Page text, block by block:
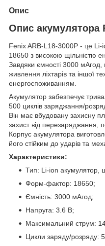
Опис
Опис акумулятора
Fenix ARB-L18-3000P - це
18650 з високою щільністю
Завдяки ємності 3000 мАгод,
живлення ліхтарів та іншої
енергоспоживанням.
Акумулятор забезпечує
500 циклів заряджання/
Він має вбудовану захисну
захист від перезаряджання,
Корпус акумулятора
його стійким до ударів та
Характеристики:
Тип: Li-ion акумулятор,
Форм-фактор: 18650;
Ємність: 3000 мАгод;
Напруга: 3.6 В;
Максимальний струм:
Цикли заряду/розряду: